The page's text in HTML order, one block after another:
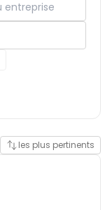
les plus pertinents